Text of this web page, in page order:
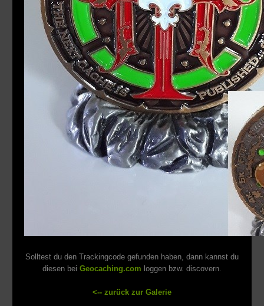
Solltest du den Trackingcode gefunden haben, dann kannst du
diesen bei Geocaching.com loggen bzw. discovern.
<-- zurück zur Galerie